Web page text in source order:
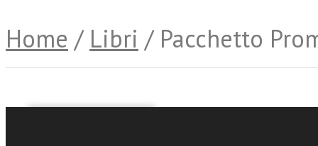
Home / Libri / Pacchetto